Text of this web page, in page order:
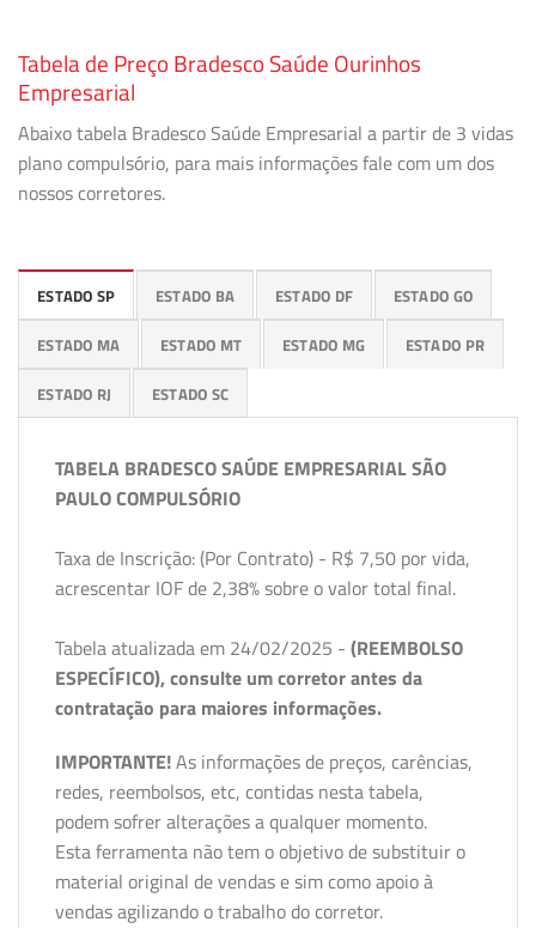
Tabela de Preço Bradesco Saúde Ourinhos
Empresarial
Abaixo tabela Bradesco Saúde Empresarial a partir de 3 vidas
plano compulsório, para mais informações fale com um dos
nossos corretores.
ESTADO SP ESTADO BA ESTADO DF ESTADO GO
ESTADO MA ESTADO MT ESTADO MG ESTADO PR
ESTADO RJ ESTADO SC
TABELA BRADESCO SAÚDE EMPRESARIAL SÃO
PAULO COMPULSÓRIO
Taxa de Inscrição: (Por Contrato) - R$ 7,50 por vida,
acrescentar IOF de 2,38% sobre o valor total final.
Tabela atualizada em 24/02/2025 - (REEMBOLSO
ESPECÍFICO), consulte um corretor antes da
contratação para maiores informações.
IMPORTANTE!As informações de preços, carências,
redes, reembolsos, etc, contidas nesta tabela,
podem sofrer alterações a qualquer momento.
Esta ferramenta não tem o objetivo de substituir o
material original de vendas e sim como apoio à
vendas agilizando o trabalho do corretor.